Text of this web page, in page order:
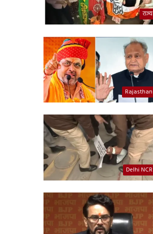
राज्य
Rajasthan
Delhi NCR